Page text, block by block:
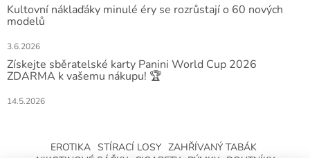
Kultovní náklaďáky minulé éry se rozrůstají o 60 nových
modelů
3.6.2026
Získejte sběratelské karty Panini World Cup 2026
ZDARMA k vašemu nákupu! 🏆
14.5.2026
EROTIKA STÍRACÍ LOSY ZAHŘÍVANÝ TABÁK